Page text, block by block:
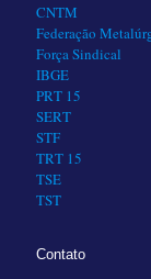
CNTM
Federação
Força Sindical
IBGE
PRT 15
SERT
STF
TRT 15
TSE
TST
Contato